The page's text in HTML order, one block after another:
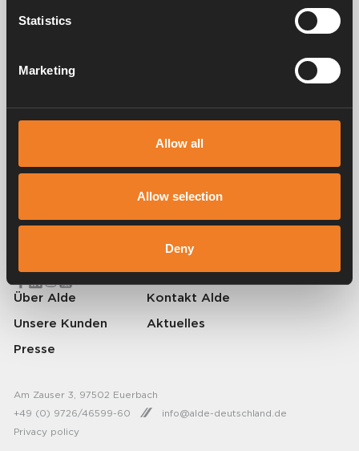
Statistics
Marketing
Allow all
Allow selection
Deny
FAQ
Heizungssysteme für Wohnmobile und Wohnwagen her. Schon damals
zu Hause mitzunehmen. Mit Alde fühlt sich die Ferne wie zu Hause an.
© 2026 Alde International Systems AB | Part ofTruma Group
Über Alde
Unsere Kunden
Presse
Kontakt Alde
Aktuelles
Privacy policy
Am Zauser 3, 97502 Euerbach
+49 (0) 9726/46599-60
info@alde-deutschland.de